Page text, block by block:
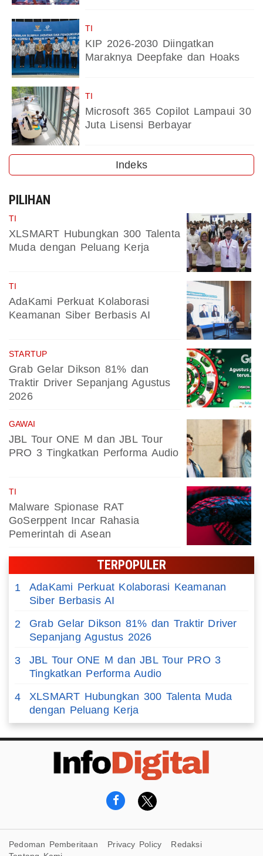
TI
KIP 2026-2030 Diingatkan
Maraknya Deepfake dan Hoaks
TI
Microsoft 365 Copilot Lampaui 30
Juta Lisensi Berbayar
Indeks
PILIHAN
TI
XLSMART Hubungkan 300 Talenta
Muda dengan Peluang Kerja
TI
AdaKami Perkuat Kolaborasi
Keamanan Siber Berbasis AI
STARTUP
Grab Gelar Dikson 81% dan
Traktir Driver Sepanjang Agustus
2026
GAWAI
JBL Tour ONE M dan JBL Tour
PRO 3 Tingkatkan Performa Audio
TI
Malware Spionase RAT
GoSerppent Incar Rahasia
Pemerintah di Asean
TERPOPULER
1
AdaKami Perkuat Kolaborasi Keamanan
Siber Berbasis AI
2
Grab Gelar Dikson 81% dan Traktir Driver
Sepanjang Agustus 2026
3
JBL Tour ONE M dan JBL Tour PRO 3
Tingkatkan Performa Audio
4
XLSMART Hubungkan 300 Talenta Muda
dengan Peluang Kerja
Pedoman Pemberitaan Privacy Policy
Redaksi